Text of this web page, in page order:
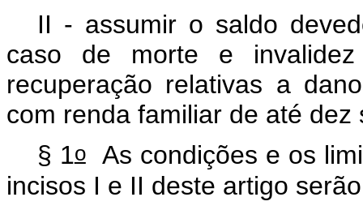
II - assumir o saldo
caso de morte e
recuperação relativas a
com renda familiar de até dez
§ 1oAs condições e os
incisos I e II deste artigo